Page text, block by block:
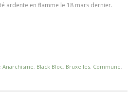
ardente en flamme le 18 mars dernier.
Anarchisme, Black Bloc, Bruxelles, Commune,